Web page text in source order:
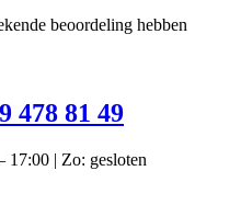
beoordeling hebben
478 81 49
17:00 | Zo: gesloten